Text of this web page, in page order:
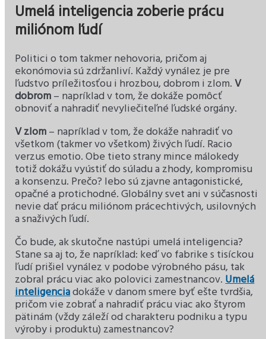
Umelá inteligencia zoberie prácu
miliónom ľudí
Politici o tom takmer nehovoria, pričom aj
ekonómovia sú zdržanliví. Každý vynález je pre
ľudstvo príležitosťou i hrozbou, dobrom i zlom.V
dobrom– napríklad v tom, že dokáže pomôcť
obnoviť a nahradiť nevyliečiteľné ľudské orgány.
V zlom– napríklad v tom, že dokáže nahradiť vo
všetkom (takmer vo všetkom) živých ľudí. Racio
verzus emotio. Obe tieto strany mince málokedy
totiž dokážu vyústiť do súladu a zhody, kompromisu
a konsenzu. Prečo? lebo sú zjavne antagonistické,
opačné a protichodné. Globálny svet ani v súčasnosti
nevie dať prácu miliónom prácechtivých, usilovných
a snaživých ľudí.
Čo bude, ak skutočne nastúpi umelá inteligencia?
Stane sa aj to, že napríklad: keď vo fabrike s tisíckou
ľudí prišiel vynález v podobe výrobného pásu, tak
zobral prácu viac ako polovici zamestnancov.Umelá
inteligenciadokáže v danom smere byť ešte tvrdšia,
pričom vie zobrať a nahradiť prácu viac ako štyrom
pätinám (vždy záleží od charakteru podniku a typu
výroby i produktu) zamestnancov?